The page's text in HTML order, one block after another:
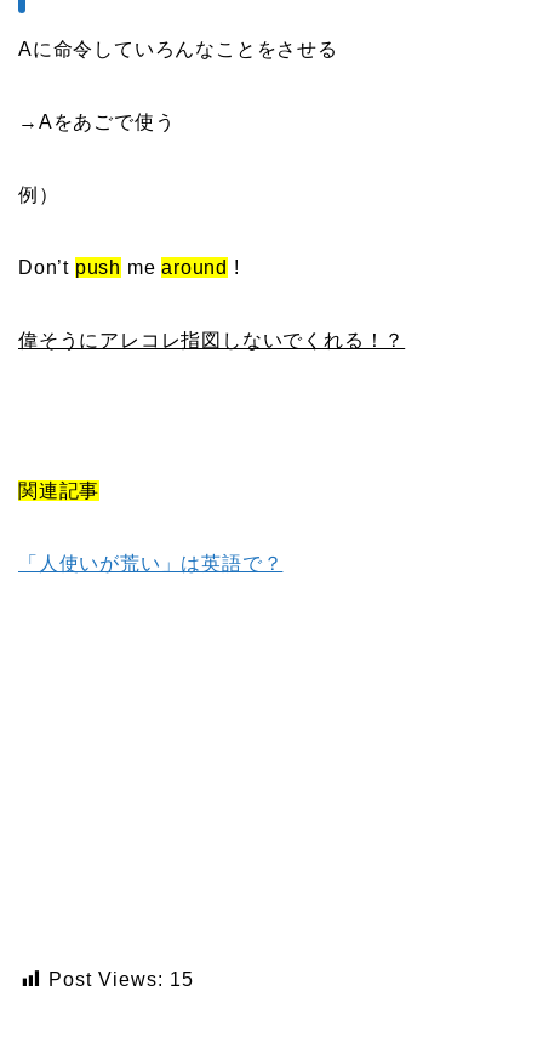
Aに命令していろんなことをさせる
→Aをあごで使う
例）
Don’t push mearound !
偉そうにアレコレ指図しないでくれる！？
関連記事
「人使いが荒い」は英語で？
Post Views: 15